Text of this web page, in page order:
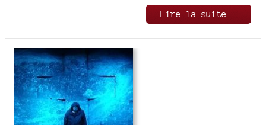
Lire la suite..